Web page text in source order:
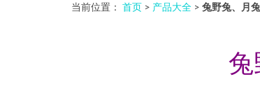
当前位置： 首页 > 产品大全 > 兔野兔、月
兔